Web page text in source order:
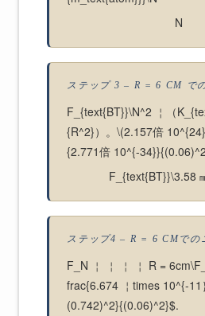
N
ステップ 3 – R = 6 CM で
F_{text{BT}}\N^2 ￤（
{R^2}）。\(2.157倍
{2.771倍 10^{-
F_{text{BT}}\3.58
ステップ4 – R = 6 CMでの
F_N ￤ ￤ ￤ ￤ R =
frac{6.674 ￤times 10^{-11
(0.742)^2}{(0.06)^2}$.